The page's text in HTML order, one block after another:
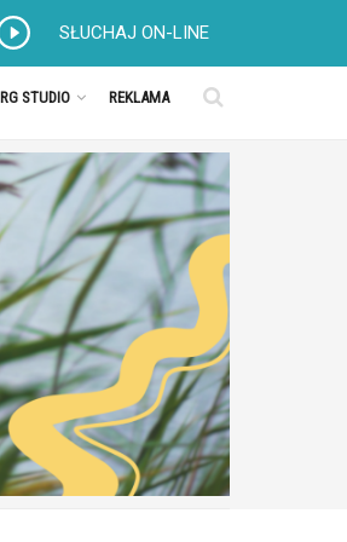
SŁUCHAJ ON-LINE
RG STUDIO REKLAMA